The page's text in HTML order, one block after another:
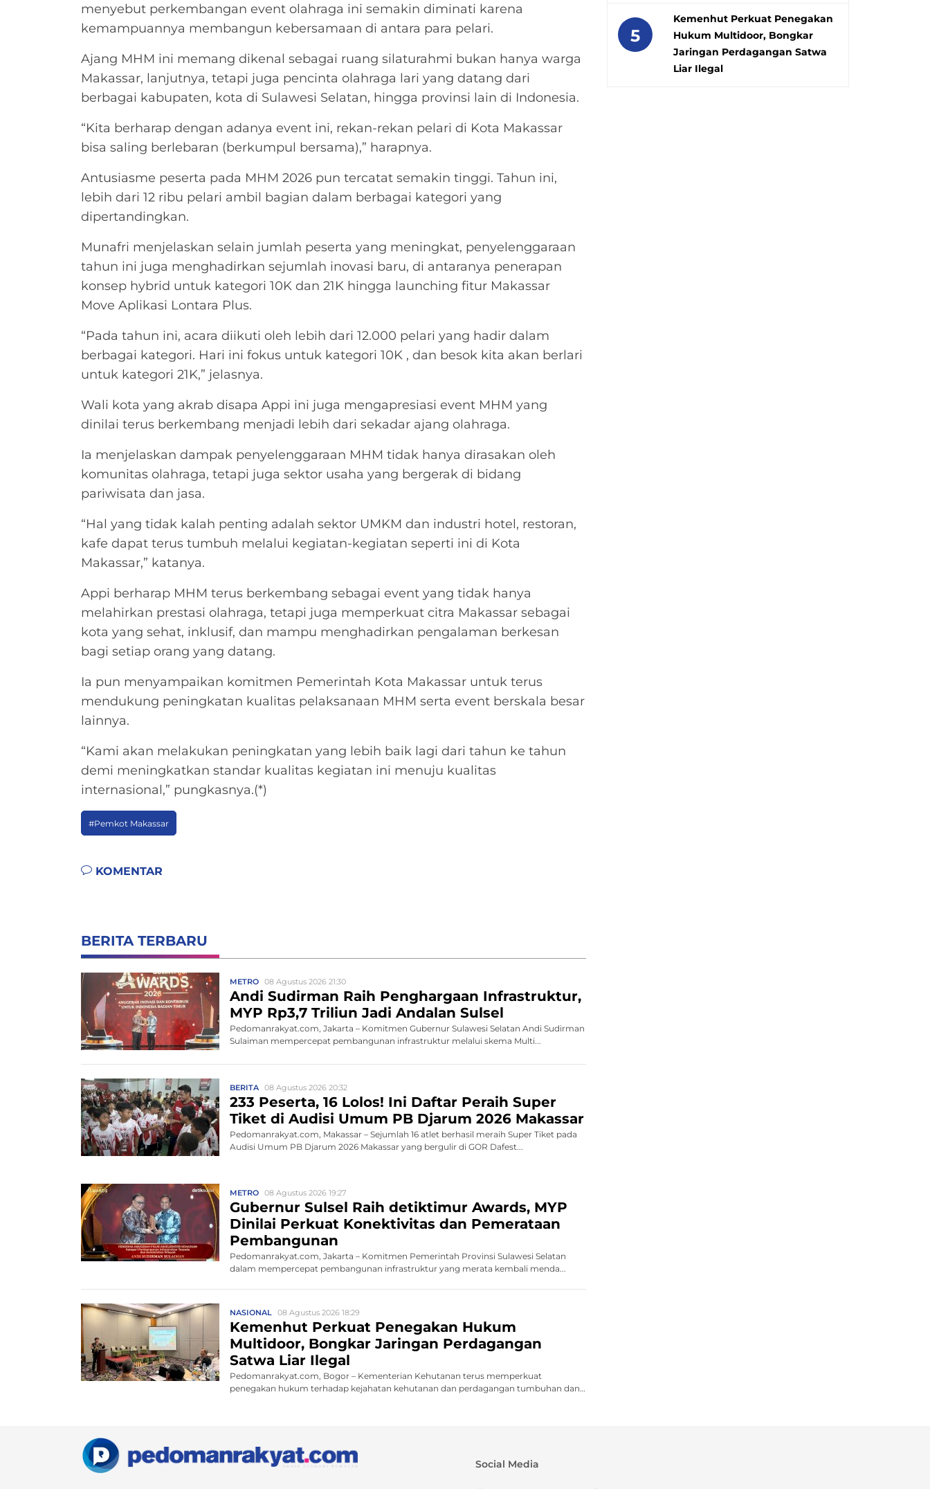
menyebut perkembangan event olahraga ini semakin diminati karena
kemampuannya membangun kebersamaan di antara para pelari.
Ajang MHM ini memang dikenal sebagai ruang silaturahmi bukan hanya warga
Makassar, lanjutnya, tetapi juga pencinta olahraga lari yang datang dari
berbagai kabupaten, kota di Sulawesi Selatan, hingga provinsi lain di Indonesia.
“Kita berharap dengan adanya event ini, rekan-rekan pelari di Kota Makassar
bisa saling berlebaran (berkumpul bersama),” harapnya.
Antusiasme peserta pada MHM 2026 pun tercatat semakin tinggi. Tahun ini,
lebih dari 12 ribu pelari ambil bagian dalam berbagai kategori yang
dipertandingkan.
Munafri menjelaskan selain jumlah peserta yang meningkat, penyelenggaraan
tahun ini juga menghadirkan sejumlah inovasi baru, di antaranya penerapan
konsep hybrid untuk kategori 10K dan 21K hingga launching fitur Makassar
Move Aplikasi Lontara Plus.
“Pada tahun ini, acara diikuti oleh lebih dari 12.000 pelari yang hadir dalam
berbagai kategori. Hari ini fokus untuk kategori 10K , dan besok kita akan berlari
untuk kategori 21K,” jelasnya.
Wali kota yang akrab disapa Appi ini juga mengapresiasi event MHM yang
dinilai terus berkembang menjadi lebih dari sekadar ajang olahraga.
Ia menjelaskan dampak penyelenggaraan MHM tidak hanya dirasakan oleh
komunitas olahraga, tetapi juga sektor usaha yang bergerak di bidang
pariwisata dan jasa.
“Hal yang tidak kalah penting adalah sektor UMKM dan industri hotel, restoran,
kafe dapat terus tumbuh melalui kegiatan-kegiatan seperti ini di Kota
Makassar,” katanya.
Appi berharap MHM terus berkembang sebagai event yang tidak hanya
melahirkan prestasi olahraga, tetapi juga memperkuat citra Makassar sebagai
kota yang sehat, inklusif, dan mampu menghadirkan pengalaman berkesan
bagi setiap orang yang datang.
Ia pun menyampaikan komitmen Pemerintah Kota Makassar untuk terus
mendukung peningkatan kualitas pelaksanaan MHM serta event berskala besar
lainnya.
“Kami akan melakukan peningkatan yang lebih baik lagi dari tahun ke tahun
demi meningkatkan standar kualitas kegiatan ini menuju kualitas
internasional,” pungkasnya.(*)
#Pemkot Makassar
KOMENTAR
BERITA TERBARU
METRO 08 Agustus 2026 21:30
Andi Sudirman Raih Penghargaan Infrastruktur,
MYP Rp3,7 Triliun Jadi Andalan Sulsel
Pedomanrakyat.com, Jakarta – Komitmen Gubernur Sulawesi Selatan Andi Sudirman
Sulaiman mempercepat pembangunan infrastruktur melalui skema Multi...
BERITA 08 Agustus 2026 20:32
233 Peserta, 16 Lolos! Ini Daftar Peraih Super
Tiket di Audisi Umum PB Djarum 2026 Makassar
Pedomanrakyat.com, Makassar – Sejumlah 16 atlet berhasil meraih Super Tiket pada
Audisi Umum PB Djarum 2026 Makassar yang bergulir di GOR Dafest...
METRO 08 Agustus 2026 19:27
Gubernur Sulsel Raih detiktimur Awards, MYP
Dinilai Perkuat Konektivitas dan Pemerataan
Pembangunan
Pedomanrakyat.com, Jakarta – Komitmen Pemerintah Provinsi Sulawesi Selatan
dalam mempercepat pembangunan infrastruktur yang merata kembali menda...
NASIONAL 08 Agustus 2026 18:29
Kemenhut Perkuat Penegakan Hukum
Multidoor, Bongkar Jaringan Perdagangan
Satwa Liar Ilegal
Pedomanrakyat.com, Bogor – Kementerian Kehutanan terus memperkuat
penegakan hukum terhadap kejahatan kehutanan dan perdagangan tumbuhan dan
5
Kemenhut Perkuat Penegakan
Hukum Multidoor, Bongkar
Jaringan Perdagangan Satwa
Liar Ilegal
Social Media